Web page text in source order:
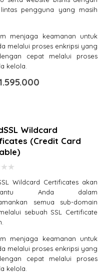
pengguna yang masih
menjaga keamanan untuk
melalui proses enkripsi yang
cepat melalui proses
kelola.
Wildcard
(Credit Card
Wildcard Certificates akan
Anda dalam
semua sub-domain
sebuah SSL Certificate
menjaga keamanan untuk
melalui proses enkripsi yang
cepat melalui proses
kelola.